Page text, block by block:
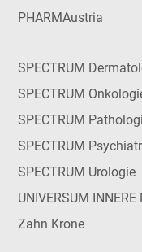
PHARMAustria
SPECTRUM
SPECTRUM
SPECTRUM
SPECTRUM
SPECTRUM Urologie
UNIVERSUM INNERE
Zahn Krone